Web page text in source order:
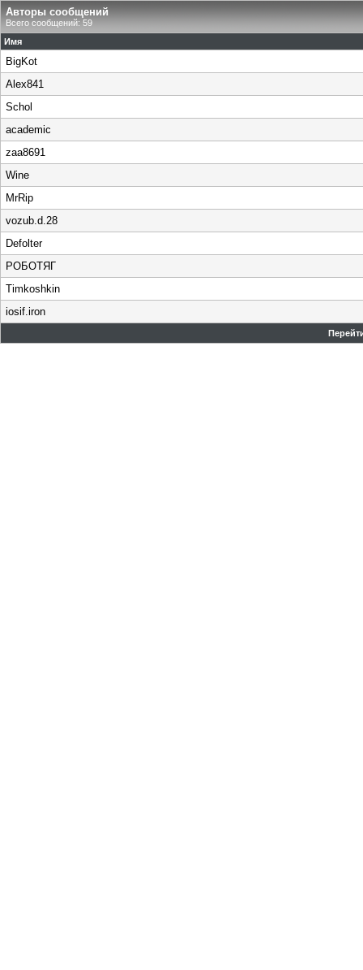
Авторы сообщений
Всего сообщений: 59
Имя
BigKot
Alex841
Schol
academic
zaa8691
Wine
MrRip
vozub.d.28
Defolter
РОБОТЯГ
Timkoshkin
iosif.iron